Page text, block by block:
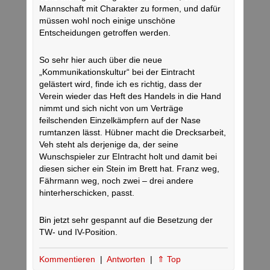
Mannschaft mit Charakter zu formen, und dafür
müssen wohl noch einige unschöne
Entscheidungen getroffen werden.
So sehr hier auch über die neue
„Kommunikationskultur“ bei der Eintracht
gelästert wird, finde ich es richtig, dass der
Verein wieder das Heft des Handels in die Hand
nimmt und sich nicht von um Verträge
feilschenden Einzelkämpfern auf der Nase
rumtanzen lässt. Hübner macht die Drecksarbeit,
Veh steht als derjenige da, der seine
Wunschspieler zur EIntracht holt und damit bei
diesen sicher ein Stein im Brett hat. Franz weg,
Fährmann weg, noch zwei – drei andere
hinterherschicken, passt.
Bin jetzt sehr gespannt auf die Besetzung der
TW- und IV-Position.
Kommentieren | Antworten | ⇑ Top